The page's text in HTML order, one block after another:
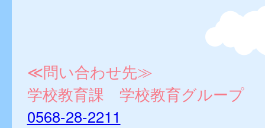
≪問い合わせ先≫
学校教育課 学校教育グループ
0568-28-2211